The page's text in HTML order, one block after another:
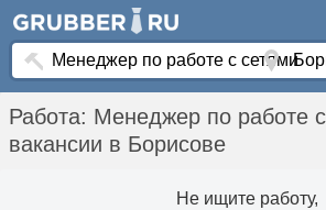
Работа: Менеджер по работе
вакансии в Борисове
Не ищите работу,